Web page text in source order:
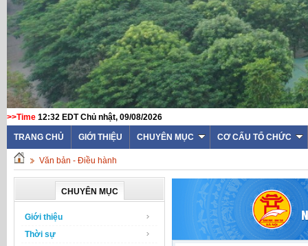
>>Time 12:32 EDT Chủ nhật, 09/08/2026
TRANG CHỦ GIỚI THIỆU CHUYÊN MỤC CƠ CẤU TỔ CHỨC
Văn bản - Điều hành
CHUYÊN MỤC
Giới thiệu
Thời sự